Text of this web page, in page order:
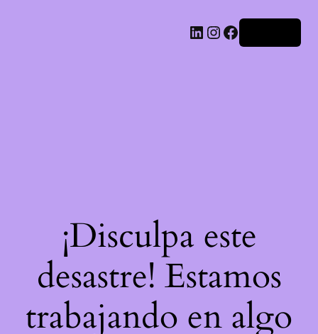
LinkedIn
Instagram
Facebook
¡Disculpa este
desastre! Estamos
trabajando en algo